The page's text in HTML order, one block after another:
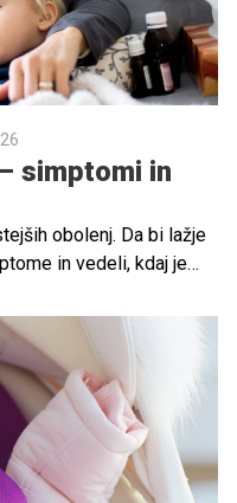
"rezervna oblačila, čaj,
simptomi in
obolenj. Da bi lažje
in vedeli, kdaj je